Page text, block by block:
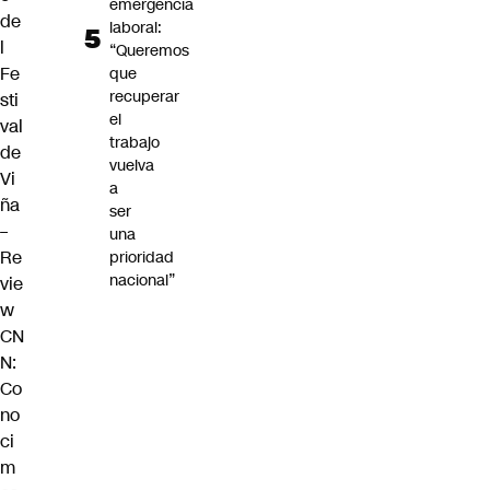
de
l
Fe
sti
val
de
Vi
ña
–
Re
vie
w
CN
N:
Co
no
ci
m
emergencia
laboral:
“Queremos
que
recuperar
el
trabajo
vuelva
a
ser
una
prioridad
nacional”